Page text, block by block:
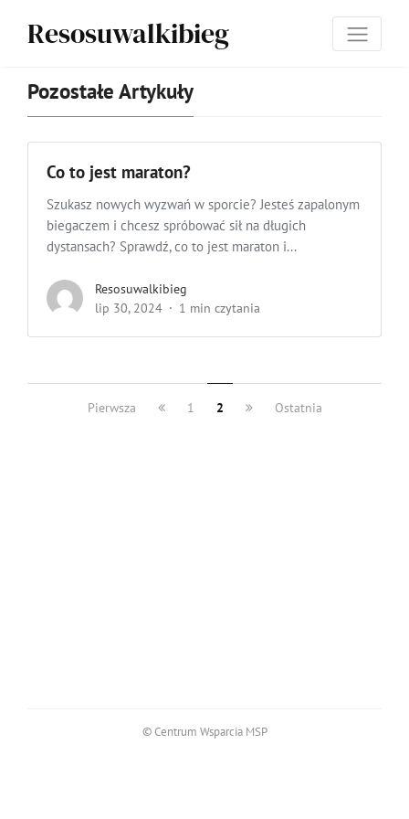
Resosuwalkibieg
Pozostałe Artykuły
Co to jest maraton?
Szukasz nowych wyzwań w sporcie? Jesteś zapalonym
biegaczem i chcesz spróbować sił na długich
dystansach? Sprawdź, co to jest maraton i...
Resosuwalkibieg
lip 30, 2024
1 min czytania
Pierwsza 1 2 Ostatnia
© Centrum Wsparcia MSP